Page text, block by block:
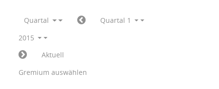
Quartal
Quartal 1
2015
Aktuell
Gremium auswählen